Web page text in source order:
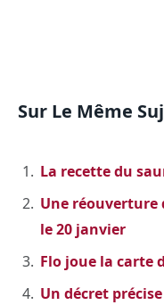
Sur Le Même
La recette du
Une réouverture
le 20 janvier
Flo joue la carte
Un décret